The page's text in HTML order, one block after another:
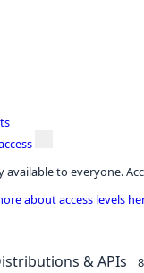
available to everyone.
about access levels
& APIs 8